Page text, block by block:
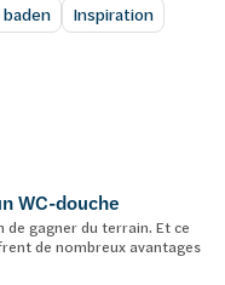
baden
Inspiration
WC-douche
de gagner du terrain. Et ce
de nombreux avantages